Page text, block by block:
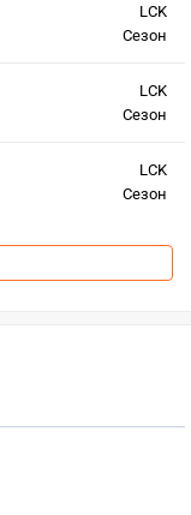
LCK
Сезон
LCK
Сезон
LCK
Сезон